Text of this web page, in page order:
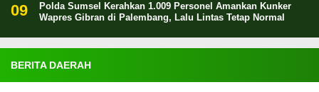
Polda Sumsel Kerahkan 1.009 Personel Amankan Kunker
Wapres Gibran di Palembang, Lalu Lintas Tetap Normal
BERITA DAERAH